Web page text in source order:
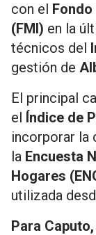
con el
(FMI) en la
técnicos del
gestión de
El principal
el Índice de
incorporar la
la Encuesta
Hogares
utilizada
Para